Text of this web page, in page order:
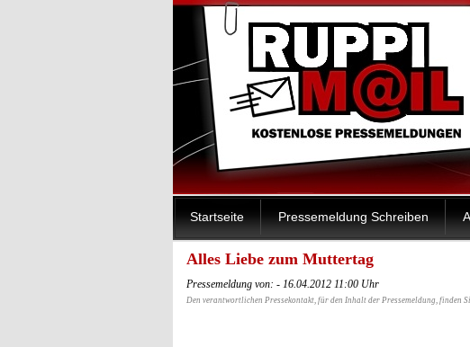
Startseite Pressemeldung Schreiben
Alles Liebe zum Muttertag
Pressemeldung von: - 16.04.2012 11:00 Uhr
Den verantwortlichen Pressekontakt, für den Inhalt der Pressemeldung, finden